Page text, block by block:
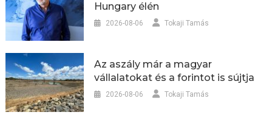
Hungary élén
2026-08-06 Tokaji Tamás
Az aszály már a magyar
vállalatokat és a forintot is sújtja
2026-08-06 Tokaji Tamás